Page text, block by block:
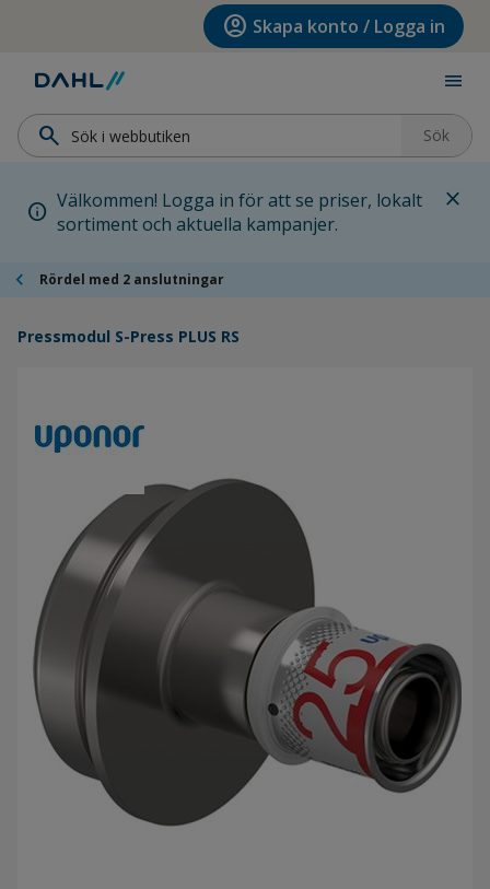
Hoppa till huvudinnehållet account_circle Skapa konto / Logga in
menu
search Sök
info Välkommen! Logga in för att se priser, lokalt
sortiment och aktuella kampanjer.
close
chevron_left Rördel med 2 anslutningar
Pressmodul S-Press PLUS RS